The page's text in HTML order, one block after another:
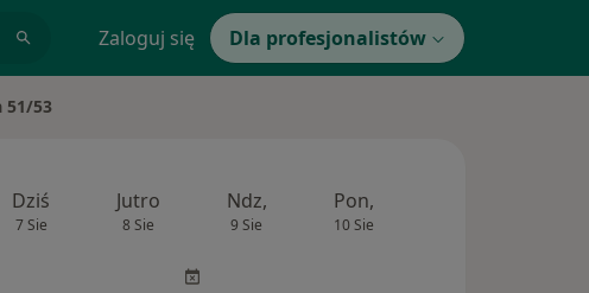
Zaloguj się Dla profesjonalistów
51/53
Dziś
7 Sie
Jutro
8 Sie
Ndz,
9 Sie
Pon,
10 Sie